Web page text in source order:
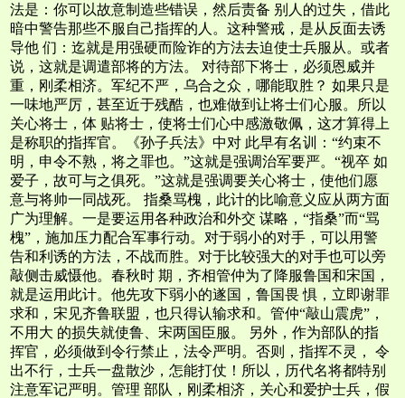
法是：你可以故意制造些错误，然后责备 别人的过失，借此
暗中警告那些不服自己指挥的人。这种警戒，是从反面去诱
导他 们：迄就是用强硬而险诈的方法去迫使士兵服从。或者
说，这就是调遣部将的方法。 对待部下将士，必须恩威并
重，刚柔相济。军纪不严，乌合之众，哪能取胜？ 如果只是
一味地严厉，甚至近于残酷，也难做到让将士们心服。所以
关心将士，体 贴将士，使将士们心中感激敬佩，这才算得上
是称职的指挥官。《孙子兵法》中对 此早有名训：“约束不
明，申令不熟，将之罪也。”这就是强调治军要严。“视卒 如
爱子，故可与之俱死。”这就是强调要关心将士，使他们愿
意与将帅一同战死。 指桑骂槐，此计的比喻意义应从两方面
广为理解。一是要运用各种政治和外交 谋略，“指桑”而“骂
槐”，施加压力配合军事行动。对于弱小的对手，可以用警
告和利诱的方法，不战而胜。对于比较强大的对手也可以旁
敲侧击威慑他。春秋时 期，齐相管仲为了降服鲁国和宋国，
就是运用此计。他先攻下弱小的遂国，鲁国畏 惧，立即谢罪
求和，宋见齐鲁联盟，也只得认输求和。管仲“敲山震虎”，
不用大 的损失就使鲁、宋两国臣服。 另外，作为部队的指
挥官，必须做到令行禁止，法令严明。否则，指挥不灵， 令
出不行，士兵一盘散沙，怎能打仗！所以，历代名将都特别
注意军记严明。管理 部队，刚柔相济，关心和爱护士兵，假